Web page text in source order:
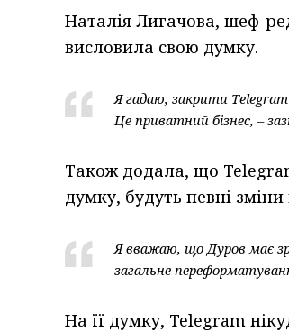
Наталія Лигачова, шеф-
висловила свою думку.
Я гадаю, закрити
Це приватний бізнес, –
Також додала, що
думку, будуть певні
Я вважаю, що Дуров має
загальне
На її думку, Telegram